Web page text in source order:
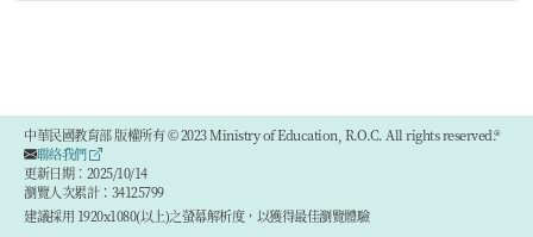
中華民國教育部 版權所有 © 2023 Ministry of Education, R.O.C. All rights reserved.®
聯絡我們
更新日期：2025/10/14
瀏覽人次累計：34125799
建議採用 1920x1080(以上)之螢幕解析度，以獲得最佳瀏覽體驗